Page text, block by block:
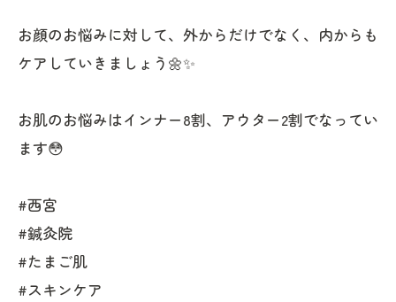
お顔のお悩みに対して、外からだけでなく、内からも
ケアしていきましょう🌼✨
お肌のお悩みはインナー8割、アウター2割でなってい
ます😳
#西宮
#鍼灸院
#たまご肌
#スキンケア